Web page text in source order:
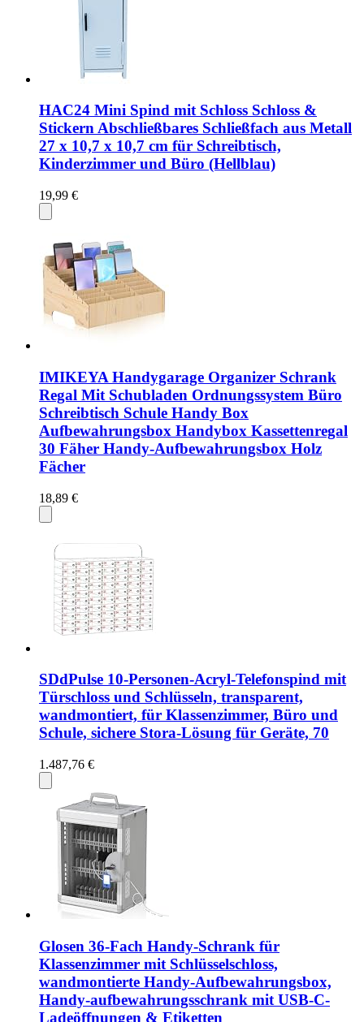
HAC24 Mini Spind mit Schloss Schloss &
Stickern Abschließbares Schließfach aus Metall
27 x 10,7 x 10,7 cm für Schreibtisch,
Kinderzimmer und Büro (Hellblau)
19,99 €
IMIKEYA Handygarage Organizer Schrank
Regal Mit Schubladen Ordnungssystem Büro
Schreibtisch Schule Handy Box
Aufbewahrungsbox Handybox Kassettenregal
30 Fäher Handy-Aufbewahrungsbox Holz
Fächer
18,89 €
SDdPulse 10-Personen-Acryl-Telefonspind mit
Türschloss und Schlüsseln, transparent,
wandmontiert, für Klassenzimmer, Büro und
Schule, sichere Stora-Lösung für Geräte, 70
1.487,76 €
Glosen 36-Fach Handy-Schrank für
Klassenzimmer mit Schlüsselschloss,
wandmontierte Handy-Aufbewahrungsbox,
Handy-aufbewahrungsschrank mit USB-C-
Ladeöffnungen & Etiketten